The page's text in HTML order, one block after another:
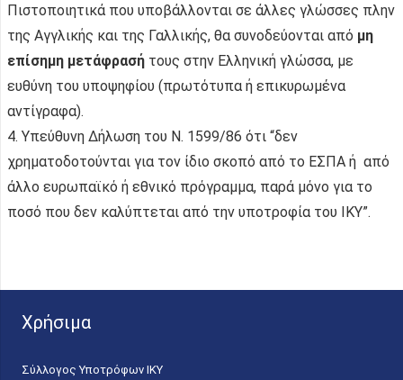
Πιστοποιητικά που υποβάλλονται σε άλλες γλώσσες πλην
της Αγγλικής και της Γαλλικής, θα συνοδεύονται από μη
επίσημη μετάφρασή τους στην Ελληνική γλώσσα, με
ευθύνη του υποψηφίου (πρωτότυπα ή επικυρωμένα
αντίγραφα).
4. Υπεύθυνη Δήλωση του Ν. 1599/86 ότι “δεν
χρηματοδοτούνται για τον ίδιο σκοπό από το ΕΣΠΑ ή από
άλλο ευρωπαϊκό ή εθνικό πρόγραμμα, παρά μόνο για το
ποσό που δεν καλύπτεται από την υποτροφία του ΙΚΥ”.
Χρήσιμα
Σύλλογος Υποτρόφων ΙΚΥ